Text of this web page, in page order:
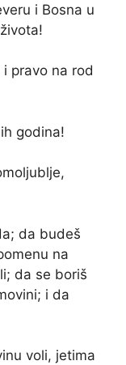
i Bosna u
pravo na rod
godina!
da budeš
na
da se boriš
i da
voli, jetima